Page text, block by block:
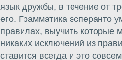
язык дружбы, в течение от
его. Грамматика эсперанто
правилах, выучить которые
никаких исключений из
ставится всегда и это